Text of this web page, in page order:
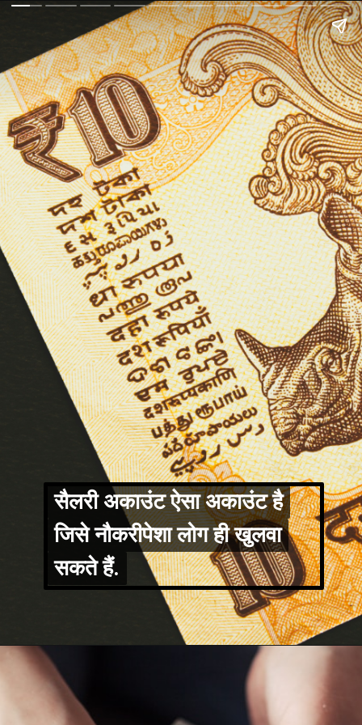
सैलरी अकाउंट ऐसा अकाउंट है
जिसे नौकरीपेशा लोग ही खुलवा
सकते हैं.
सैलरी अकाउंट ऐसा अकाउंट है
जिसे नौकरीपेशा लोग ही खुलवा
सकते हैं.